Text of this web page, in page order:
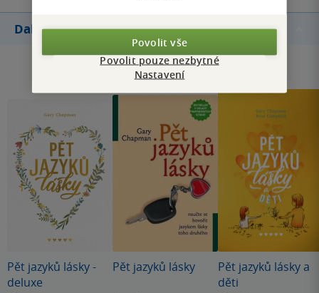
Další knihy autora
Pět jazyků lásky -
deluxe
Pět jazyků lásky
Pět jazyků lásky a
děti
Povolit vše
Povolit pouze nezbytné
Nastavení